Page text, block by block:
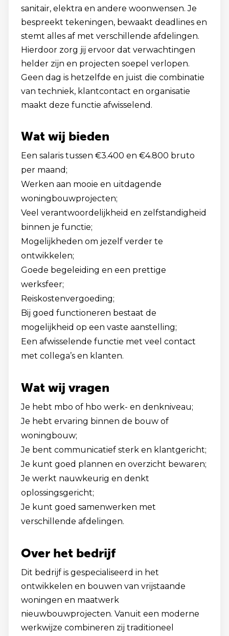
sanitair, elektra en andere woonwensen. Je
bespreekt tekeningen, bewaakt deadlines en
stemt alles af met verschillende afdelingen.
Hierdoor zorg jij ervoor dat verwachtingen
helder zijn en projecten soepel verlopen.
Geen dag is hetzelfde en juist die combinatie
van techniek, klantcontact en organisatie
maakt deze functie afwisselend.
Wat wij bieden
Een salaris tussen €3.400 en €4.800 bruto
per maand;
Werken aan mooie en uitdagende
woningbouwprojecten;
Veel verantwoordelijkheid en zelfstandigheid
binnen je functie;
Mogelijkheden om jezelf verder te
ontwikkelen;
Goede begeleiding en een prettige
werksfeer;
Reiskostenvergoeding;
Bij goed functioneren bestaat de
mogelijkheid op een vaste aanstelling;
Een afwisselende functie met veel contact
met collega’s en klanten.
Wat wij vragen
Je hebt mbo of hbo werk- en denkniveau;
Je hebt ervaring binnen de bouw of
woningbouw;
Je bent communicatief sterk en klantgericht;
Je kunt goed plannen en overzicht bewaren;
Je werkt nauwkeurig en denkt
oplossingsgericht;
Je kunt goed samenwerken met
verschillende afdelingen.
Over het bedrijf
Dit bedrijf is gespecialiseerd in het
ontwikkelen en bouwen van vrijstaande
woningen en maatwerk
nieuwbouwprojecten. Vanuit een moderne
werkwijze combineren zij traditioneel